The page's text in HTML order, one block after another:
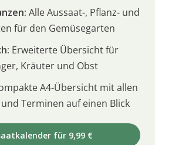
Alle Aussaat-, Pflanz- und
für den Gemüsegarten
Erweiterte Übersicht für
Kräuter und Obst
A4-Übersicht mit allen
Terminen auf einen Blick
für 9,99 €